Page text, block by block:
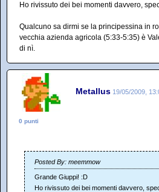
Ho rivissuto dei bei momenti davvero,
Qualcuno sa dirmi se la principessina in
vecchia azienda agricola (5:33-5:35) è
di nì.
Metallus 19/05/2009,
0 punti
Posted By: meemmow
Grande Giuppi! :D
Ho rivissuto dei bei momenti davvero,